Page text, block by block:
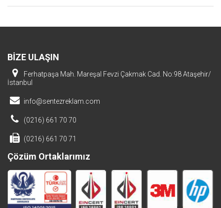
BİZE ULAŞIN
Ferhatpaşa Mah. Mareşal Fevzi Çakmak Cad. No:98 Ataşehir/
İstanbul
info@sentezreklam.com
(0216) 661 70 70
(0216) 661 70 71
Çözüm Ortaklarımız